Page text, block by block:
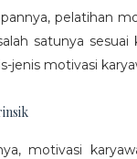
pelatihan
satunya
jenis motivasi
motivasi